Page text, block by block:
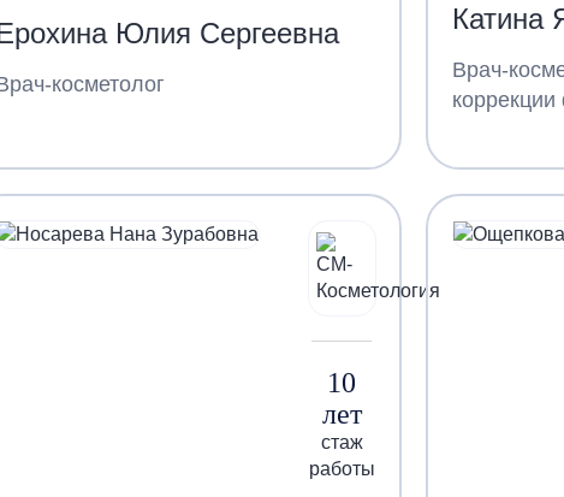
Юлия Сергеевна
косметолог
Катина
Врач-
10
лет
стаж
работы